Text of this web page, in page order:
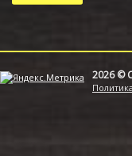
2026 ©